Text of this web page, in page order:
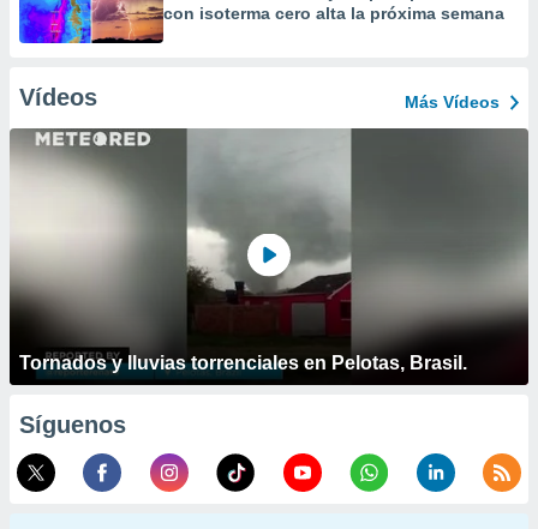
con isoterma cero alta la próxima semana
Vídeos Más Vídeos
Tornados y lluvias torrenciales en Pelotas, Brasil.
Síguenos